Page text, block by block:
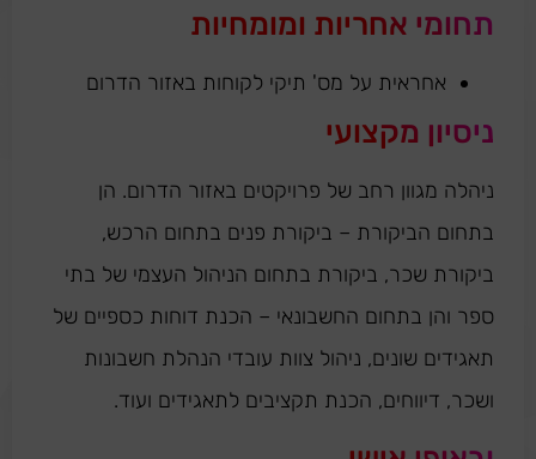
תחומי אחריות ומומחיות
אחראית על מס' תיקי לקוחות באזור הדרום
ניסיון מקצועי
ניהלה מגוון רחב של פרויקטים באזור הדרום. הן
בתחום הביקורת – ביקורת פנים בתחום הרכש,
ביקורת שכר, ביקורת בתחום הניהול העצמי של בתי
ספר והן בתחום החשבונאי – הכנת דוחות כספיים של
תאגידים שונים, ניהול צוות עובדי הנהלת חשבונות
ושכר, דיווחים, הכנת תקציבים לתאגידים ועוד.